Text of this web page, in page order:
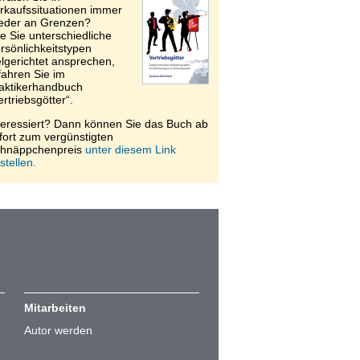
immer
an Grenzen?
Sie unterschiedliche
ansprechen,
Sie im
Dann können Sie das Buch ab
zum vergünstigten
unter diesem Link
Mitarbeiten
Autor werden